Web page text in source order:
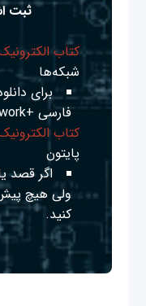
ثبت
کتاب
شبکه‌ها
برای
فارسی +Network
کتاب
پایتون
اگر قصد
ولی هیچ
کنید.